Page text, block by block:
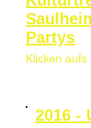
Partys
Klicken aufs
2016 -